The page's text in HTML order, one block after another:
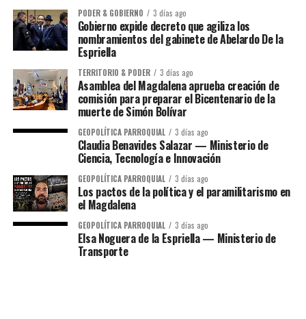
PODER & GOBIERNO 3 días ago
Gobierno expide decreto que agiliza los
nombramientos del gabinete de Abelardo De la
Espriella
TERRITORIO & PODER 3 días ago
Asamblea del Magdalena aprueba creación de
comisión para preparar el Bicentenario de la
muerte de Simón Bolívar
GEOPOLÍTICA PARROQUIAL 3 días ago
Claudia Benavides Salazar — Ministerio de
Ciencia, Tecnología e Innovación
GEOPOLÍTICA PARROQUIAL 3 días ago
Los pactos de la política y el paramilitarismo en
el Magdalena
GEOPOLÍTICA PARROQUIAL 3 días ago
Elsa Noguera de la Espriella — Ministerio de
Transporte